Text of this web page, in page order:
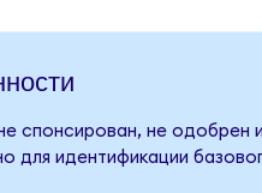
спонсирован, не одобрен
для идентификации